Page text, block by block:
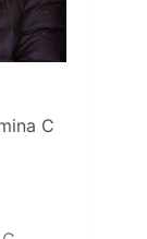
C